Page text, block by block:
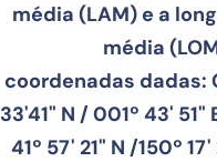
média (LAM) e a
média
coordenadas dadas:
33'41" N / 001º 43' 51"
41º 57' 21" N /150º 17'